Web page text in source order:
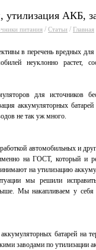
утилизация АКБ,
питания / Статьи / Главная
в перечень вредных
неуклонно растет,
для источников
аккумуляторных
не так уж много.
автомобильных и
на ГОСТ, который и
на утилизацию
мы решили
Мы накапливаем у
батарей на
заводами по утилизации